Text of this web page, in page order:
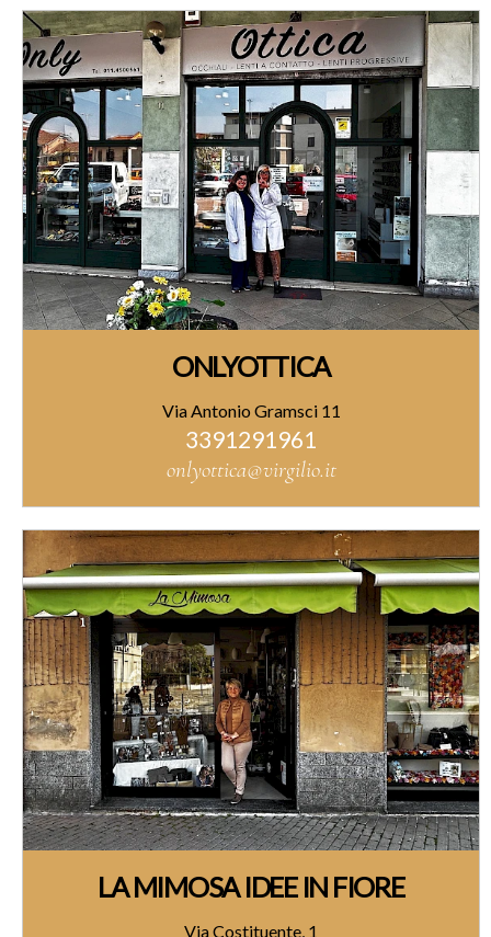
ONLYOTTICA
Via Antonio Gramsci 11
3391291961
onlyottica@virgilio.it
LA MIMOSA IDEE IN FIORE
Via Costituente, 1